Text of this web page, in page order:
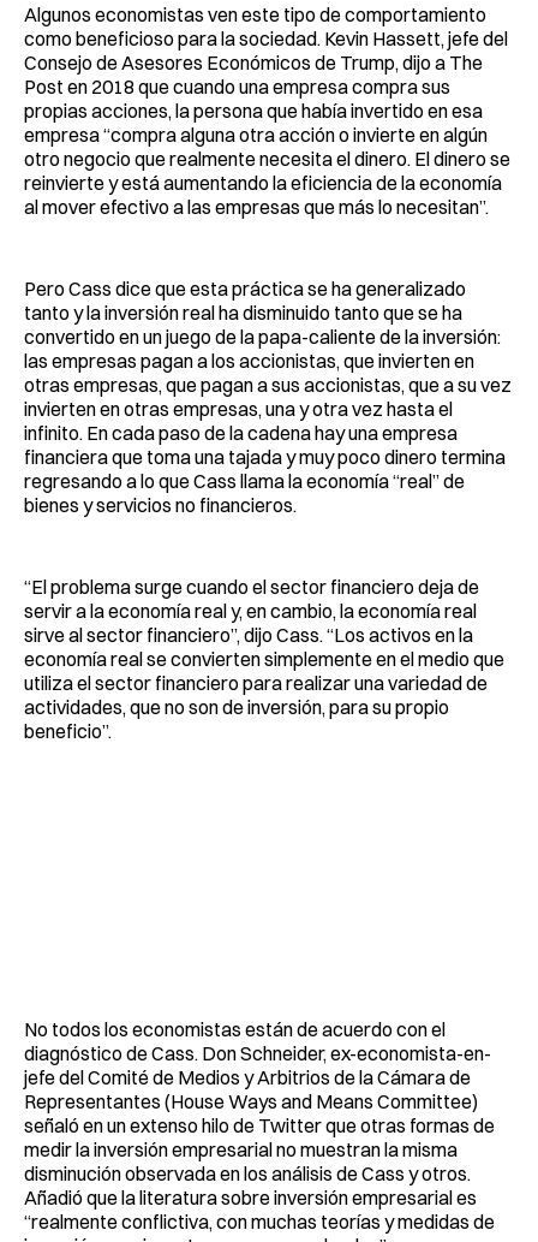
Algunos economistas ven este tipo de comportamiento
como beneficioso para la sociedad. Kevin Hassett, jefe del
Consejo de Asesores Económicos de Trump, dijo a The
Post en 2018 que cuando una empresa compra sus
propias acciones, la persona que había invertido en esa
empresa “compra alguna otra acción o invierte en algún
otro negocio que realmente necesita el dinero. El dinero se
reinvierte y está aumentando la eficiencia de la economía
al mover efectivo a las empresas que más lo necesitan”.
Pero Cass dice que esta práctica se ha generalizado
tanto y la inversión real ha disminuido tanto que se ha
convertido en un juego de la papa-caliente de la inversión:
las empresas pagan a los accionistas, que invierten en
otras empresas, que pagan a sus accionistas, que a su vez
invierten en otras empresas, una y otra vez hasta el
infinito. En cada paso de la cadena hay una empresa
financiera que toma una tajada y muy poco dinero termina
regresando a lo que Cass llama la economía “real” de
bienes y servicios no financieros.
“El problema surge cuando el sector financiero deja de
servir a la economía real y, en cambio, la economía real
sirve al sector financiero”, dijo Cass. “Los activos en la
economía real se convierten simplemente en el medio que
utiliza el sector financiero para realizar una variedad de
actividades, que no son de inversión, para su propio
beneficio”.
No todos los economistas están de acuerdo con el
diagnóstico de Cass. Don Schneider, ex-economista-en-
jefe del Comité de Medios y Arbitrios de la Cámara de
Representantes (House Ways and Means Committee)
señaló en un extenso hilo de Twitter que otras formas de
medir la inversión empresarial no muestran la misma
disminución observada en los análisis de Cass y otros.
Añadió que la literatura sobre inversión empresarial es
“realmente conflictiva, con muchas teorías y medidas de